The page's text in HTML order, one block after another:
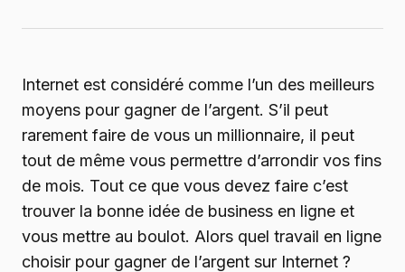
Internet est considéré comme l’un des meilleurs
moyens pour gagner de l’argent. S’il peut
rarement faire de vous un millionnaire, il peut
tout de même vous permettre d’arrondir vos fins
de mois. Tout ce que vous devez faire c’est
trouver la bonne idée de business en ligne et
vous mettre au boulot. Alors quel travail en ligne
choisir pour gagner de l’argent sur Internet ?